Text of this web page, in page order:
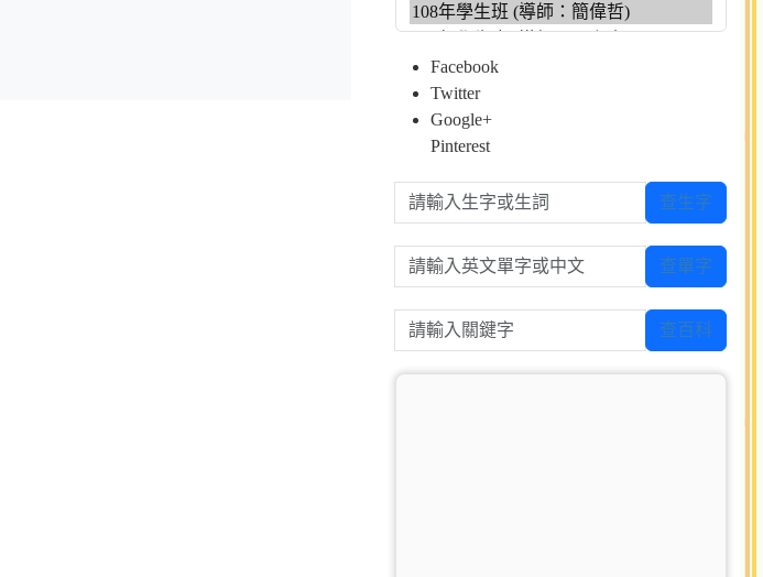
Facebook
Twitter
Google+
Pinterest
請輸入生字或生詞 查生字
請輸入英文單字或中文 查單字
請輸入關鍵字 查百科